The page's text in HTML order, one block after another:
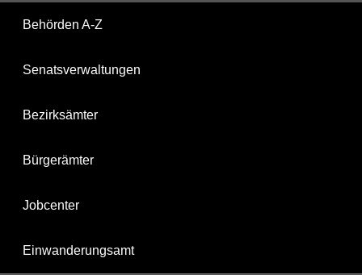
Behörden A-Z
Senatsverwaltungen
Bezirksämter
Bürgerämter
Jobcenter
Einwanderungsamt